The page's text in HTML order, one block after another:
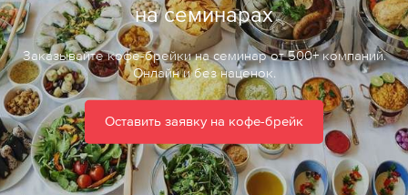
на семинарах
Заказывайте кофе-брейки на семинар от 500+ компаний.
Онлайн и без наценок.
Оставить заявку на кофе-брейк